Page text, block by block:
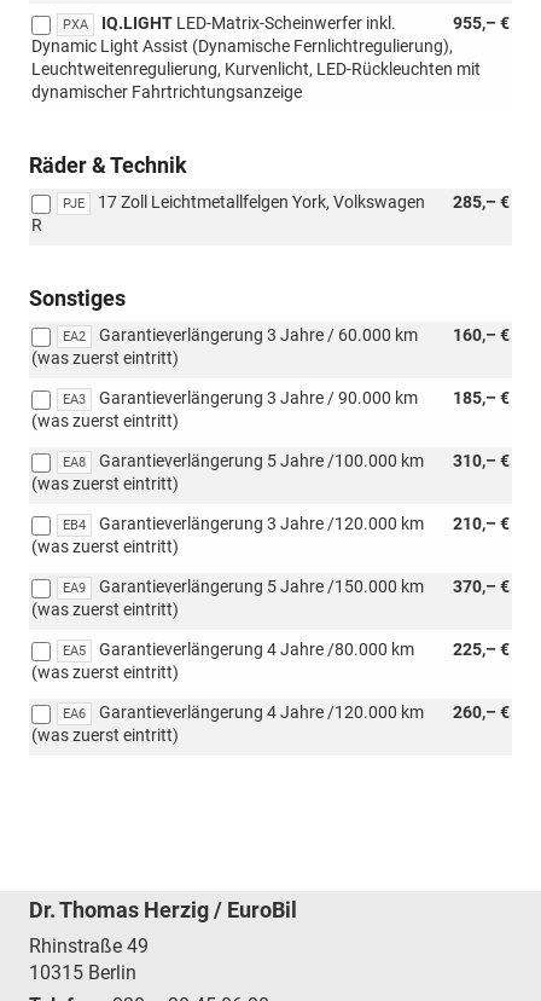
PXA 955,– €
IQ.LIGHT LED-Matrix-Scheinwerfer inkl.
Dynamic Light Assist (Dynamische Fernlichtregulierung),
Leuchtweitenregulierung, Kurvenlicht, LED-Rückleuchten mit
dynamischer Fahrtrichtungsanzeige
Räder & Technik
PJE 285,– €
17 Zoll Leichtmetallfelgen York, Volkswagen
R
Sonstiges
EA2 160,– €
Garantieverlängerung 3 Jahre / 60.000 km
(was zuerst eintritt)
EA3 185,– €
Garantieverlängerung 3 Jahre / 90.000 km
(was zuerst eintritt)
EA8 310,– €
Garantieverlängerung 5 Jahre /100.000 km
(was zuerst eintritt)
EB4 210,– €
Garantieverlängerung 3 Jahre /120.000 km
(was zuerst eintritt)
EA9 370,– €
Garantieverlängerung 5 Jahre /150.000 km
(was zuerst eintritt)
EA5 225,– €
Garantieverlängerung 4 Jahre /80.000 km
(was zuerst eintritt)
EA6 260,– €
Garantieverlängerung 4 Jahre /120.000 km
(was zuerst eintritt)
Dr. Thomas Herzig / EuroBil
Rhinstraße 49
10315 Berlin